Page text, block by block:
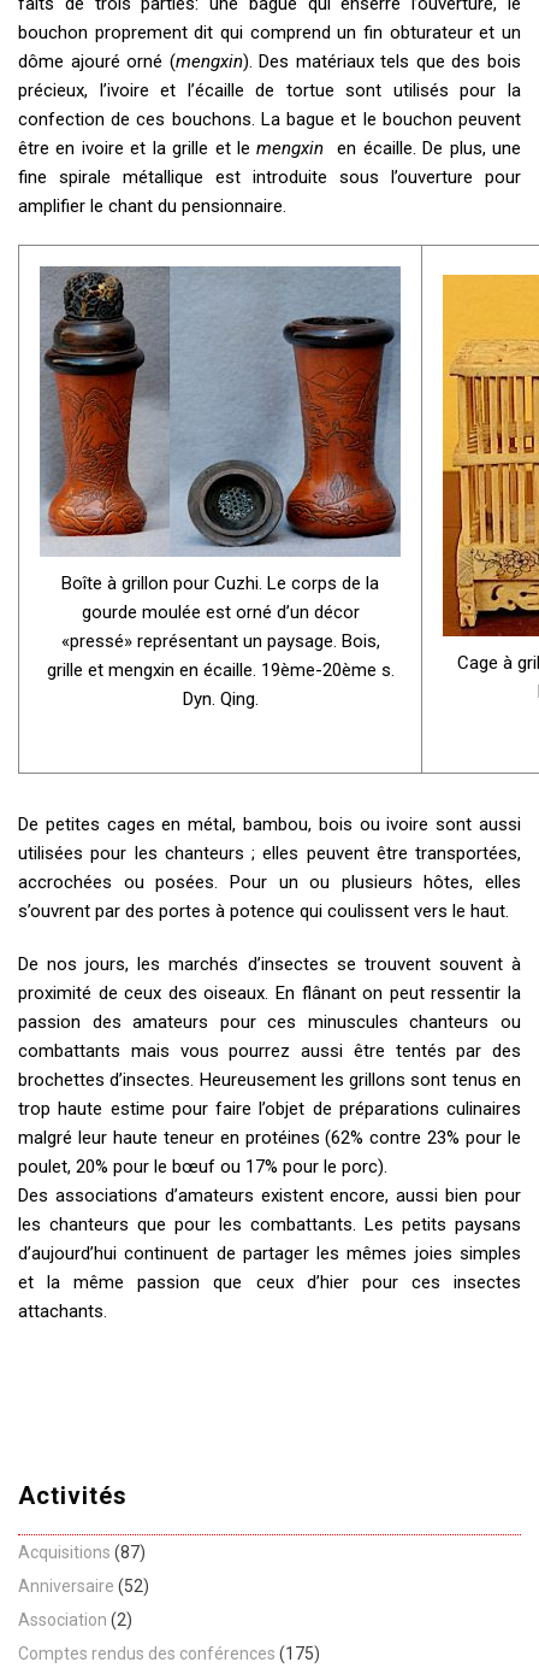
bouchon proprement dit qui comprend un fin obturateur et un
dôme ajouré orné (mengxin). Des matériaux tels que des bois
précieux, l’ivoire et l’écaille de tortue sont utilisés pour la
confection de ces bouchons. La bague et le bouchon peuvent
être en ivoire et la grille et lemengxin en écaille. De plus, une
fine spirale métallique est introduite sous l’ouverture pour
amplifier le chant du pensionnaire.
Boîte à grillon pour Cuzhi. Le corps de la
gourde moulée est orné d’un décor
«pressé» représentant un paysage. Bois,
grille et mengxin en écaille. 19ème-20ème s.
Dyn. Qing.
Cage à
De petites cages en métal, bambou, bois ou ivoire sont aussi
utilisées pour les chanteurs ; elles peuvent être transportées,
accrochées ou posées. Pour un ou plusieurs hôtes, elles
s’ouvrent par des portes à potence qui coulissent vers le haut.
De nos jours, les marchés d’insectes se trouvent souvent à
proximité de ceux des oiseaux. En flânant on peut ressentir la
passion des amateurs pour ces minuscules chanteurs ou
combattants mais vous pourrez aussi être tentés par des
brochettes d’insectes. Heureusement les grillons sont tenus en
trop haute estime pour faire l’objet de préparations culinaires
malgré leur haute teneur en protéines (62% contre 23% pour le
poulet, 20% pour le bœuf ou 17% pour le porc).
Des associations d’amateurs existent encore, aussi bien pour
les chanteurs que pour les combattants. Les petits paysans
d’aujourd’hui continuent de partager les mêmes joies simples
et la même passion que ceux d’hier pour ces insectes
attachants.
Activités
Acquisitions (87)
Anniversaire (52)
Association (2)
Comptes rendus des conférences (175)